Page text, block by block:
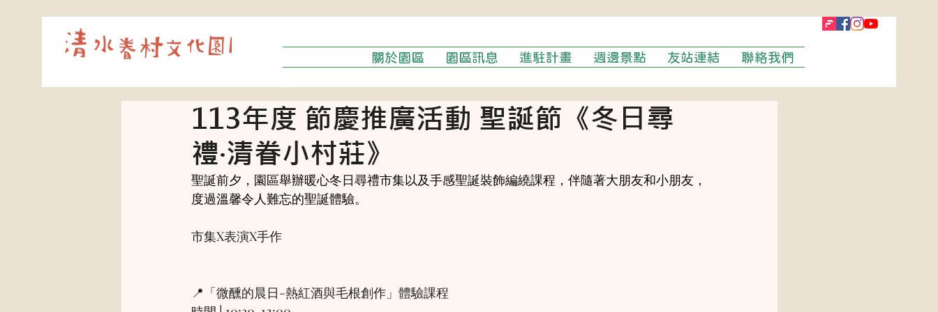
關於園區 園區訊息 進駐計畫 週邊景點 友站連結 聯絡我們
113年度 節慶推廣活動 聖誕節《冬日尋
禮‧清眷小村莊》
聖誕前夕，園區舉辦暖心冬日尋禮市集以及手感聖誕裝飾編繞課程，伴隨著大朋友和小朋友，
度過溫馨令人難忘的聖誕體驗。
市集X表演X手作
📍「微醺的晨日-熱紅酒與毛根創作」體驗課程